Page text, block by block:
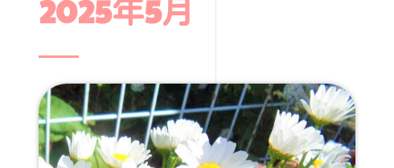
2025年5月